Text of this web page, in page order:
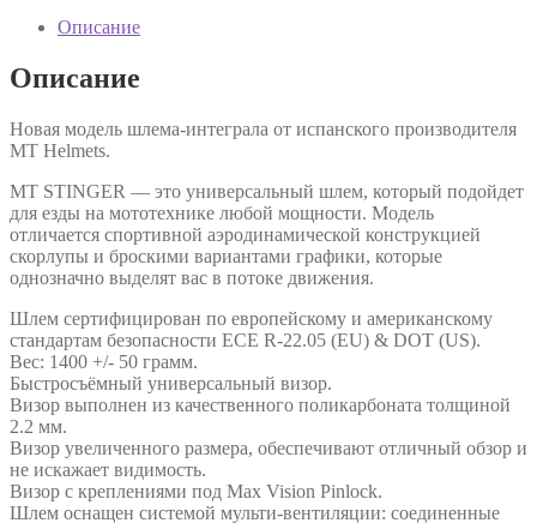
Описание
Описание
Новая модель шлема-интеграла от испанского производителя
MT Helmets.
MT STINGER — это универсальный шлем, который подойдет
для езды на мототехнике любой мощности. Модель
отличается спортивной аэродинамической конструкцией
скорлупы и броскими вариантами графики, которые
однозначно выделят вас в потоке движения.
Шлем сертифицирован по европейскому и американскому
стандартам безопасности ECE R-22.05 (EU) & DOT (US).
Вес: 1400 +/- 50 грамм.
Быстросъёмный универсальный визор.
Визор выполнен из качественного поликарбоната толщиной
2.2 мм.
Визор увеличенного размера, обеспечивают отличный обзор и
не искажает видимость.
Визор с креплениями под Max Vision Pinlock.
Шлем оснащен системой мульти-вентиляции: соединенные